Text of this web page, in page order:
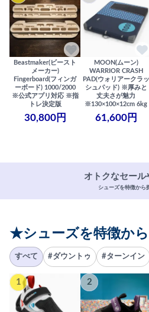
Beastmaker(ビースト
メーカー)
Fingerboard(フィンガ
ーボード) 1000/2000
※公式アプリ対応 ※指
トレ決定版
30,800円
MOON(ムーン)
WARRIOR CRASH
PAD(ウォリアークラッ
シュパッド) ※厚みと
丈夫さが魅力
※130×100×12cm 6kg
61,600円
オトクなセール
シューズを特徴から
★シューズを特徴か
すべて #ダウントゥ #ターンイン
1 2